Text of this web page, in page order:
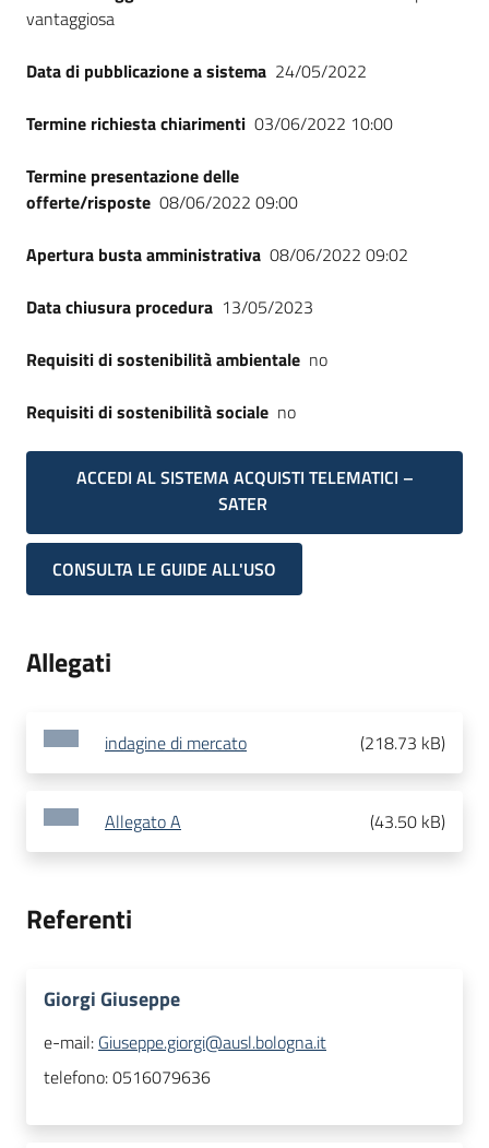
vantaggiosa
Data di pubblicazione a sistema 24/05/2022
Termine richiesta chiarimenti 03/06/2022 10:00
Termine presentazione delle
offerte/risposte 08/06/2022 09:00
Apertura busta amministrativa 08/06/2022 09:02
Data chiusura procedura 13/05/2023
Requisiti di sostenibilità ambientale no
Requisiti di sostenibilità sociale no
ACCEDI AL SISTEMA ACQUISTI TELEMATICI –
SATER
CONSULTA LE GUIDE ALL'USO
Allegati
indagine di mercato (218.73 kB)
Allegato A (43.50 kB)
Referenti
Giorgi Giuseppe
e-mail: Giuseppe.giorgi@ausl.bologna.it
telefono:0516079636